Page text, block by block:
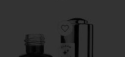
Favorite МАСЛО ДЛЯ